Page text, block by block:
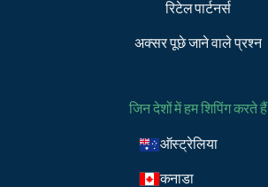
रिटेल पार्टनर्स
अक्सर पूछे जाने वाले प्रश्न
जिन देशों में हम शिपिंग करते हैं
ऑस्ट्रेलिया
कनाडा